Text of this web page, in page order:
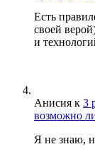
Есть
своей
и
Анисия к 3
возможно
Я не знаю,